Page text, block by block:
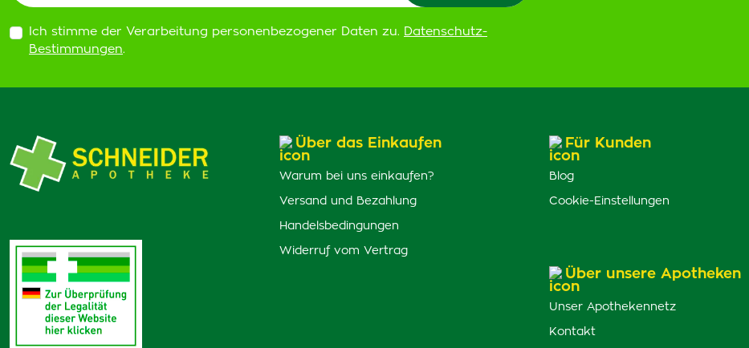
Ich stimme der Verarbeitung personenbezogener Daten zu. Datenschutz-
Bestimmungen.
Über das Einkaufen
Warum bei uns einkaufen?
Versand und Bezahlung
Handelsbedingungen
Widerruf vom Vertrag
Für Kunden
Blog
Cookie-Einstellungen
Über unsere Apotheken
Unser Apothekennetz
Kontakt